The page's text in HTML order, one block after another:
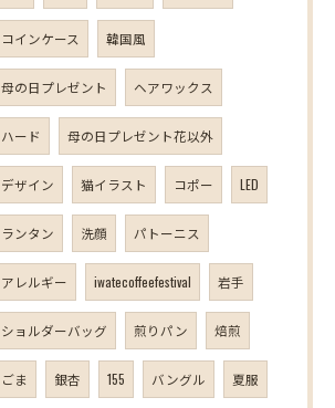
コインケース 韓国風
母の日プレゼント ヘアワックス
ハード 母の日プレゼント花以外
デザイン 猫イラスト コポー LED
ランタン 洗顔 パトーニス
アレルギー iwatecoffeefestival 岩手
ショルダーバッグ 煎りパン 焙煎
ごま 銀杏 155 バングル 夏服